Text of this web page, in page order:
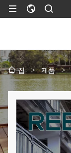
집 > 제품 >